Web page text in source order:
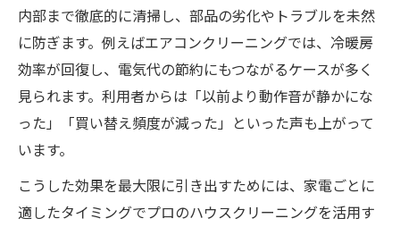
内部まで徹底的に清掃し、部品の劣化やトラブルを未然
に防ぎます。例えばエアコンクリーニングでは、冷暖房
効率が回復し、電気代の節約にもつながるケースが多く
見られます。利用者からは「以前より動作音が静かにな
った」「買い替え頻度が減った」といった声も上がって
います。
こうした効果を最大限に引き出すためには、家電ごとに
適したタイミングでプロのハウスクリーニングを活用す